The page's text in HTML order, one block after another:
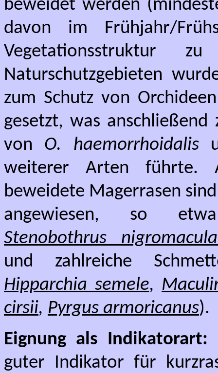
beweidet werden
davon im Frühjahr/
Vegetationsstruktur
Naturschutzgebieten
zum Schutz von
gesetzt, was
von O. haemorrhoidalis
weiterer Arten führte.
beweidete Magerrasen
angewiesen, so
Stenobothrus
und zahlreiche
Hipparchia semele,
cirsii, Pyrgus armoricanus).
Eignung als Indikatorart:
guter Indikator für